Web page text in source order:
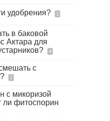
удобрения? 2
в баковой
Актара для
4
с
1
с микоризой
ли фитоспорин